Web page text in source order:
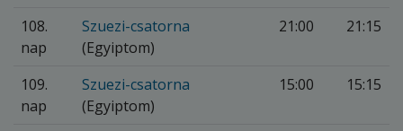
108.
nap
Szuezi-csatorna
(Egyiptom)
21:00 21:15
109.
nap
Szuezi-csatorna
(Egyiptom)
15:00 15:15